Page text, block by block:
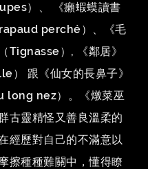
）、 《癩蝦蟆讀書
perché）、《毛
Tignasse）, 《鄰居》
） 跟《仙女的長鼻子》
long nez）。《燉菜巫
古靈精怪又善良溫柔的
經歷對自己的不滿意以
擦種種難關中，懂得瞭